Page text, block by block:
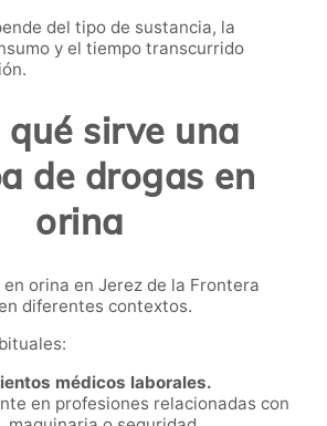
del tipo de sustancia, la
y el tiempo transcurrido
qué sirve una
de drogas en
orina
orina en Jerez de la Frontera
diferentes contextos.
médicos laborales.
en profesiones relacionadas con